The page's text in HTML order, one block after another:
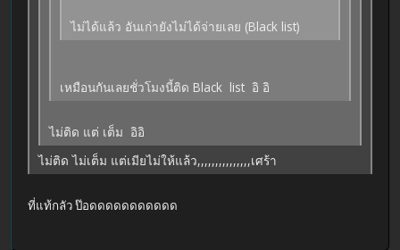
ไม่ได้แล้ว อันเก่ายังไม่ได้จ่ายเลย (Black list)
เหมือนกันเลยชั่วโมงนี้ติด Black list อิ อิ
ไม่ติด แต่ เต็ม อิอิ
ไม่ติด ไม่เต็ม แต่เมียไม่ให้แล้ว,,,,,,,,,,,,,,,เศร้า
ที่แท้กลัว ป๊อดดดดดดดดดดด